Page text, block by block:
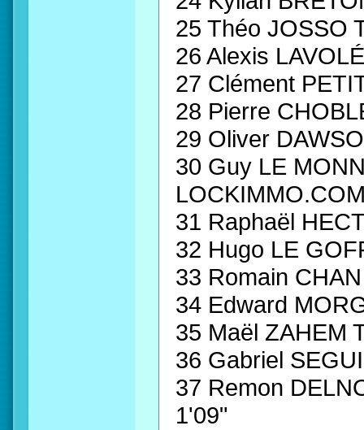
25 Théo JOSSO
26 Alexis
27 Clément
28 Pierre
29 Oliver
30 Guy LE
31 Raphaël
32 Hugo LE
33 Romain
34 Edward
35 Maël ZAHEM
36 Gabriel
37 Remon
1'09"